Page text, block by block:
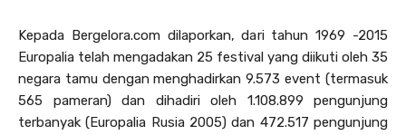
Kepada Bergelora.com dilaporkan, dari tahun 1969 -2015
Europalia telah mengadakan 25 festival yang diikuti oleh 35
negara tamu dengan menghadirkan 9.573 event (termasuk
565 pameran) dan dihadiri oleh 1.108.899 pengunjung
terbanyak (Europalia Rusia 2005) dan 472.517 pengunjung